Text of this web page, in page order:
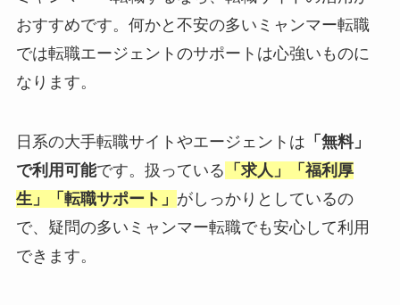
おすすめです。何かと不安の多いミャンマー転職
では転職エージェントのサポートは心強いものに
なります。
日系の大手転職サイトやエージェントは 「無料」
で利用可能です。扱っている 「求人」「福利厚
生」「転職サポート」 がしっかりとしているの
で、疑問の多いミャンマー転職でも安心して利用
できます。